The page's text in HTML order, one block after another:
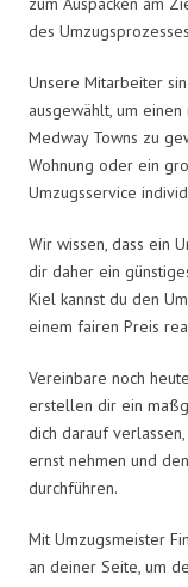
des
Unsere Mitarbeiter
ausgewählt, um
Medway Towns zu
Wohnung oder ein
Umzugsservice
Wir wissen, dass ein
dir daher ein
Kiel kannst du den
einem fairen Preis
Vereinbare noch
erstellen dir ein
dich darauf
ernst nehmen und
durchführen.
Mit Umzugsmeister
an deiner Seite, um